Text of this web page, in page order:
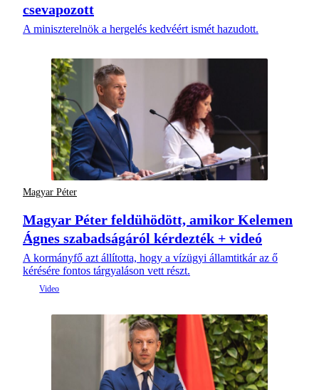
csevapozott
A miniszterelnök a hergelés kedvéért ismét hazudott.
Magyar Péter
Magyar Péter feldühödött, amikor Kelemen
Ágnes szabadságáról kérdezték + videó
A kormányfő azt állította, hogy a vízügyi államtitkár az ő
kérésére fontos tárgyaláson vett részt.